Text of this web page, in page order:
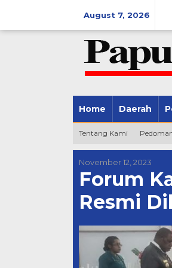
August 7, 2026
Home Daerah
Tentang Kami
November 12, 2023
Forum
Resmi